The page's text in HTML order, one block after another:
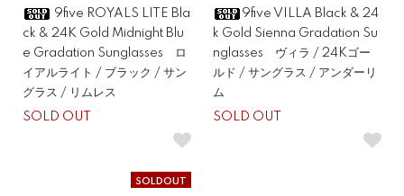
9five ROYALS LITE Bla
ck & 24K Gold Midnight Blu
e Gradation Sunglasses ロ
イアルライト / ブラック / サン
グラス / リムレス
SOLD OUT
9five VILLA Black & 24
k Gold Sienna Gradation Su
nglasses ヴィラ / 24Kゴー
ルド / サングラス / アンダーリ
ム
SOLD OUT
SOLDOUT